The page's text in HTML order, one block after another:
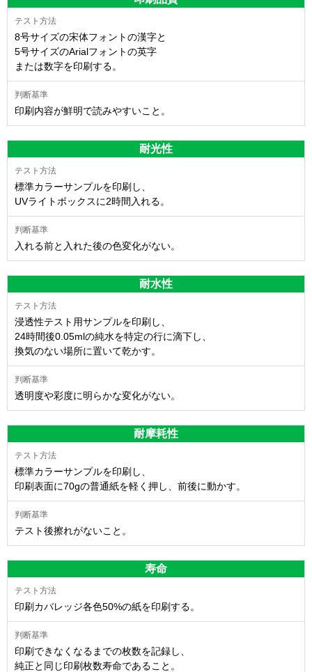
8号サイズの宋体フォントの漢字と
5号サイズのArialフォントの英字
または数字を印刷する。
印刷内容が鮮明で読みやすいこと。
耐光性
標準カラーサンプルを印刷し、
UVライトボックスに2時間入れる。
入れる前と入れた後の色変化がない。
耐水性
浸透性テスト用サンプルを印刷し、
24時間後0.05mlの純水を特定の行に滴下し、
換気のない場所に置いて乾かす。
透明度や彩度に明らかな変化がない。
耐摩耗性
標準カラーサンプルを印刷し、
印刷表面に70gの普通紙を軽く押し、前後に動かす。
テスト後擦れがないこと。
寿命
印刷カバレッジ各色50%の紙を印刷する。
印刷できなくなるまでの枚数を記録し、
純正と同じ印刷枚数寿命であること。